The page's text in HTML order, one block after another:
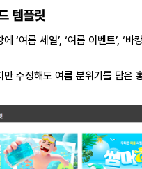
템플릿
‘여름 세일’, ‘여름 이벤트’, ‘바
만 수정해도 여름 분위기를 담은